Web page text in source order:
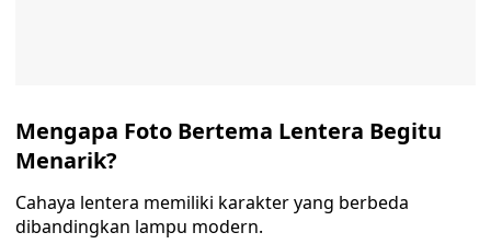
Mengapa Foto Bertema Lentera Begitu
Menarik?
Cahaya lentera memiliki karakter yang berbeda
dibandingkan lampu modern.